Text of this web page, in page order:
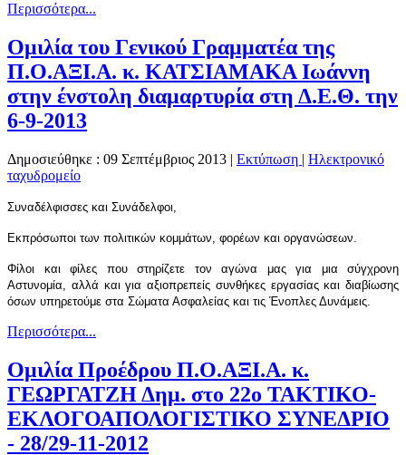
Περισσότερα...
Ομιλία του Γενικού Γραμματέα της
Π.Ο.ΑΞΙ.Α. κ. ΚΑΤΣΙΑΜΑΚΑ Ιωάννη
στην ένστολη διαμαρτυρία στη Δ.Ε.Θ. την
6-9-2013
Δημοσιεύθηκε : 09 Σεπτέμβριος 2013 | Εκτύπωση | Ηλεκτρονικό
ταχυδρομείο
Συναδέλφισσες και Συνάδελφοι,
Εκπρόσωποι των πολιτικών κομμάτων, φορέων και οργανώσεων.
Φίλοι και φίλες που στηρίζετε τον αγώνα μας για μια σύγχρονη
Αστυνομία, αλλά και για αξιοπρεπείς συνθήκες εργασίας και διαβίωσης
όσων υπηρετούμε στα Σώματα Ασφαλείας και τις Ένοπλες Δυνάμεις.
Περισσότερα...
Ομιλία Προέδρου Π.Ο.ΑΞΙ.Α. κ.
ΓΕΩΡΓΑΤΖΗ Δημ. στο 22ο ΤΑΚΤΙΚΟ-
ΕΚΛΟΓΟΑΠΟΛΟΓΙΣΤΙΚΟ ΣΥΝΕΔΡΙΟ
- 28/29-11-2012